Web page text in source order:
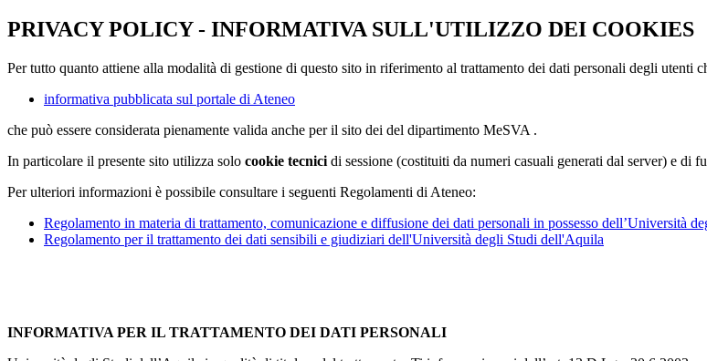
PRIVACY POLICY - INFORMATIVA SULL'UTILIZZO DEI COOKIES
Per tutto quanto attiene alla modalità di gestione di questo sito in riferimento al trattamento dei dati personali degli utenti
informativa pubblicata sul portale di Ateneo
che può essere considerata pienamente valida anche per il sito dei del dipartimento MeSVA .
In particolare il presente sito utilizza solo cookie tecnici di sessione (costituiti da numeri casuali generati dal server) e di
Per ulteriori informazioni è possibile consultare i seguenti Regolamenti di Ateneo:
Regolamento in materia di trattamento, comunicazione e diffusione dei dati personali in possesso dell’Università
Regolamento per il trattamento dei dati sensibili e giudiziari dell'Università degli Studi dell'Aquila
INFORMATIVA PER IL TRATTAMENTO DEI DATI PERSONALI